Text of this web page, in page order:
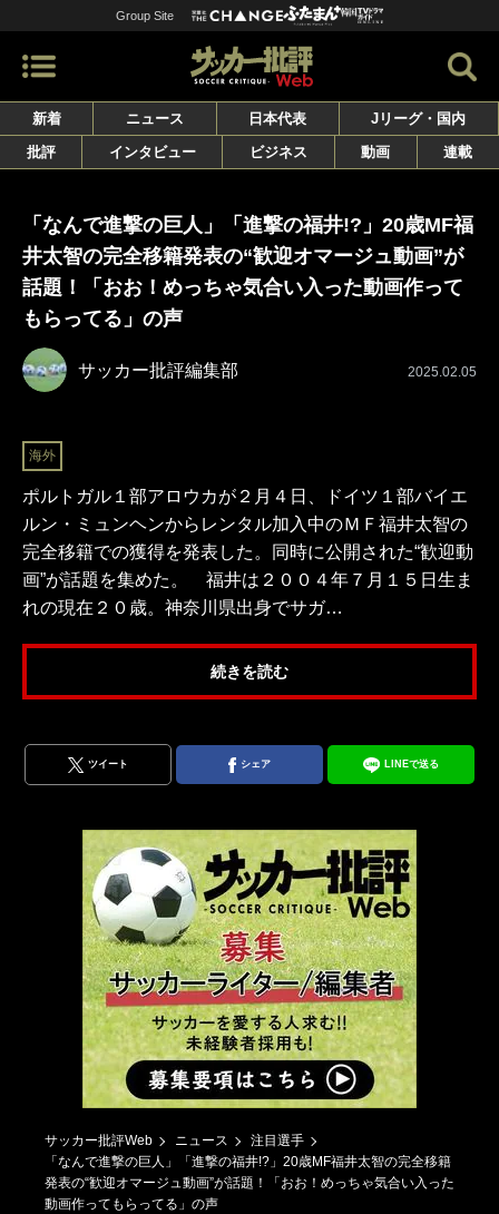
Group Site
新着 ニュース 日本代表
Jリーグ・国内
批評
インタビュー ビジネス 動画 連載
「なんで進撃の巨人」「進撃の福井!?」20歳MF福
井太智の完全移籍発表の“歓迎オマージュ動画”が
話題！「おお！めっちゃ気合い入った動画作って
もらってる」の声
サッカー批評編集部 2025.02.05
海外
ポルトガル１部アロウカが２月４日、ドイツ１部バイエ
ルン・ミュンヘンからレンタル加入中のＭＦ福井太智の
完全移籍での獲得を発表した。同時に公開された“歓迎動
画”が話題を集めた。 福井は２００４年７月１５日生ま
れの現在２０歳。神奈川県出身でサガ…
続きを読む
ツイート シェア LINEで送る
サッカー批評Web ニュース
注目選手
「なんで進撃の巨人」「進撃の福井!?」20歳MF福井太智の完全移籍
発表の“歓迎オマージュ動画”が話題！「おお！めっちゃ気合い入った
動画作ってもらってる」の声